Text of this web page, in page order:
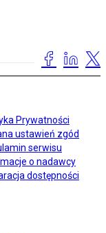
Prywatności
ustawień zgód
serwisu
o nadawcy
dostępności